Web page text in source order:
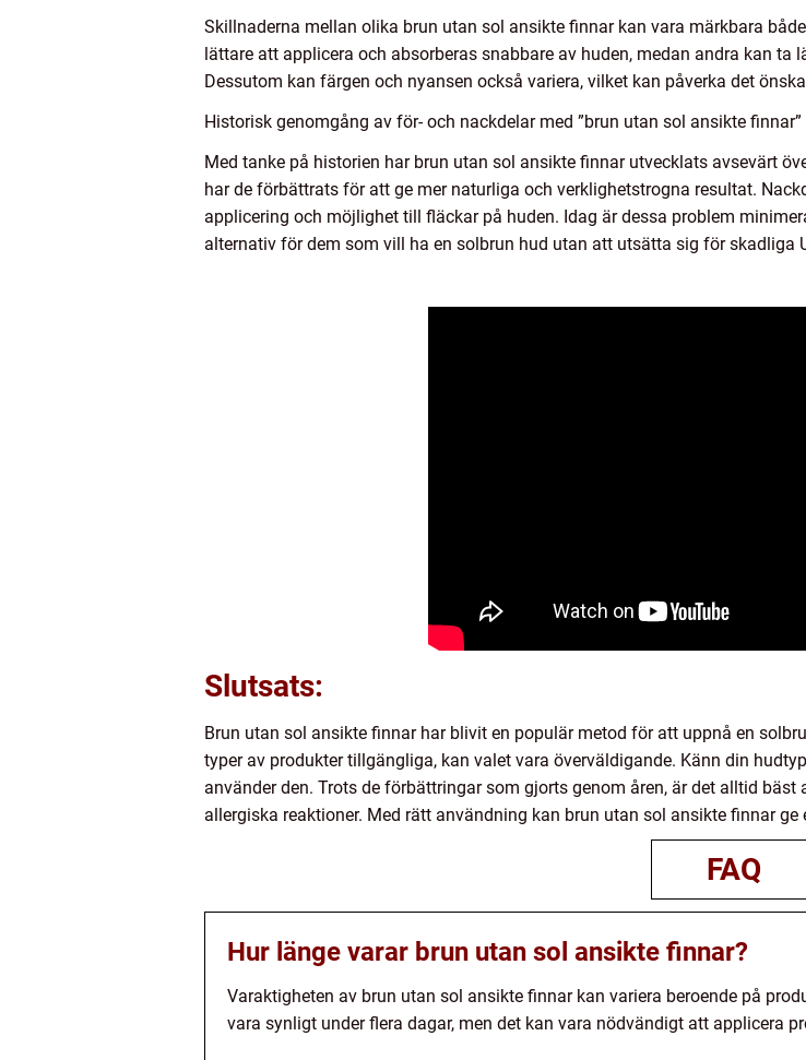
Skillnaderna mellan olika brun utan sol ansikte finnar kan vara märkbara
lättare att applicera och absorberas snabbare av huden, medan andra kan
Dessutom kan färgen och nyansen också variera, vilket kan påverka det
Historisk genomgång av för- och nackdelar med ”brun utan sol ansikte finnar”
Med tanke på historien har brun utan sol ansikte finnar utvecklats avsevärt
har de förbättrats för att ge mer naturliga och verklighetstrogna resultat.
applicering och möjlighet till fläckar på huden. Idag är dessa problem
alternativ för dem som vill ha en solbrun hud utan att utsätta sig för skadliga
Slutsats:
Brun utan sol ansikte finnar har blivit en populär metod för att uppnå en
typer av produkter tillgängliga, kan valet vara överväldigande. Känn din
använder den. Trots de förbättringar som gjorts genom åren, är det alltid
allergiska reaktioner. Med rätt användning kan brun utan sol ansikte finnar
FAQ
Hur länge varar brun utan sol ansikte finnar?
Varaktigheten av brun utan sol ansikte finnar kan variera beroende på
vara synligt under flera dagar, men det kan vara nödvändigt att applicera